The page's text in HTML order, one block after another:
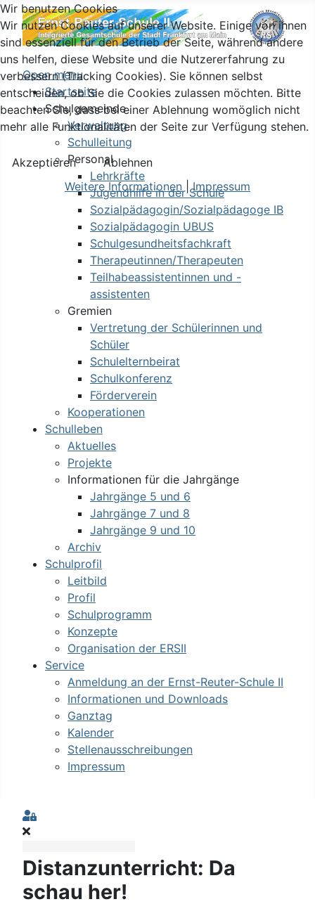
Open menu
Startseite
Schulgemeinde
Verwaltung
Schulleitung
Personal
Lehrkräfte
Jugendhilfe in der Schule
Sozialpädagogin/Sozialpädagoge IB
Sozialpädagogin UBUS
Schulgesundheitsfachkraft
Therapeutinnen/Therapeuten
Teilhabeassistentinnen und -
assistenten
Gremien
Vertretung der Schülerinnen und
Schüler
Schulelternbeirat
Schulkonferenz
Förderverein
Kooperationen
Schulleben
Aktuelles
Projekte
Informationen für die Jahrgänge
Jahrgänge 5 und 6
Jahrgänge 7 und 8
Jahrgänge 9 und 10
Archiv
Schulprofil
Leitbild
Profil
Schulprogramm
Konzepte
Organisation der ERSII
Service
Anmeldung an der Ernst-Reuter-Schule II
Informationen und Downloads
Ganztag
Kalender
Stellenausschreibungen
Impressum
Sign In
Distanzunterricht: Da
schau her!
Wir benutzen Cookies
Wir nutzen Cookies auf unserer Website. Einige von ihnen
sind essenziell für den Betrieb der Seite, während andere
uns helfen, diese Website und die Nutzererfahrung zu
verbessern (Tracking Cookies). Sie können selbst
entscheiden, ob Sie die Cookies zulassen möchten. Bitte
beachten Sie, dass bei einer Ablehnung womöglich nicht
mehr alle Funktionalitäten der Seite zur Verfügung stehen.
Akzeptieren
Ablehnen
Weitere Informationen |Impressum